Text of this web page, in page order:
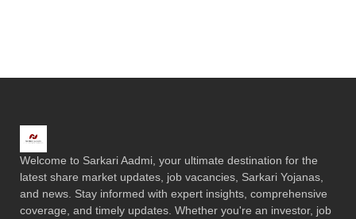
Welcome to Sarkari Aadmi, your ultimate destination for the
latest share market updates, job vacancies, Sarkari Yojanas,
and news. Stay informed with expert insights, comprehensive
coverage, and timely updates. Whether you're an investor, job